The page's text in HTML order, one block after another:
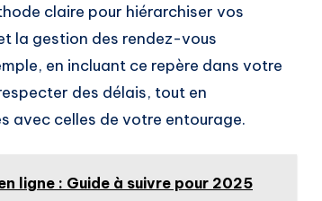
claire pour hiérarchiser vos
la gestion des rendez-vous
en incluant ce repère dans votre
des délais, tout en
avec celles de votre entourage.
ligne : Guide à suivre pour 2025